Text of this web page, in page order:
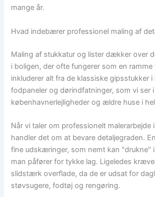
mange år.
Hvad indebærer professionel maling af
Maling af stukkatur og lister dækker over
i boligen, der ofte fungerer som en
inkluderer alt fra de klassiske gipsstukker
fodpaneler og dørindfatninger, som vi ser
københavnerlejligheder og ældre huse i
Når vi taler om professionelt malerarbejde
handler det om at bevare detaljegraden.
fine udskæringer, som nemt kan "drukne"
man påfører for tykke lag. Ligeledes
slidstærk overflade, da de er udsat for
støvsugere, fodtøj og rengøring.